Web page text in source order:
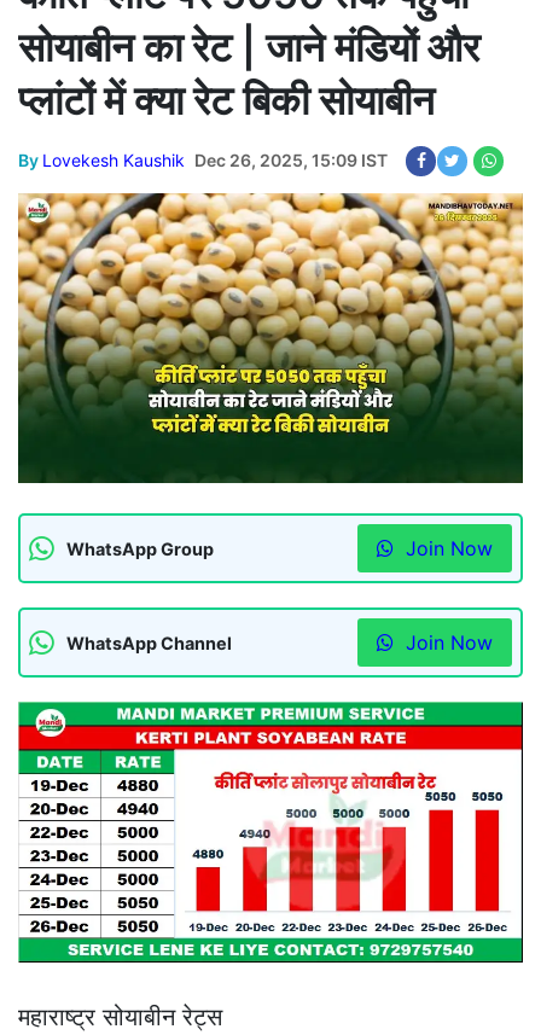
सोयाबीन का रेट | जाने मंडियों और
प्लांटों में क्या रेट बिकी सोयाबीन
By Lovekesh Kaushik Dec 26, 2025, 15:09 IST
WhatsApp Group Join Now
WhatsApp Channel Join Now
महाराष्ट्र सोयाबीन रेट्स